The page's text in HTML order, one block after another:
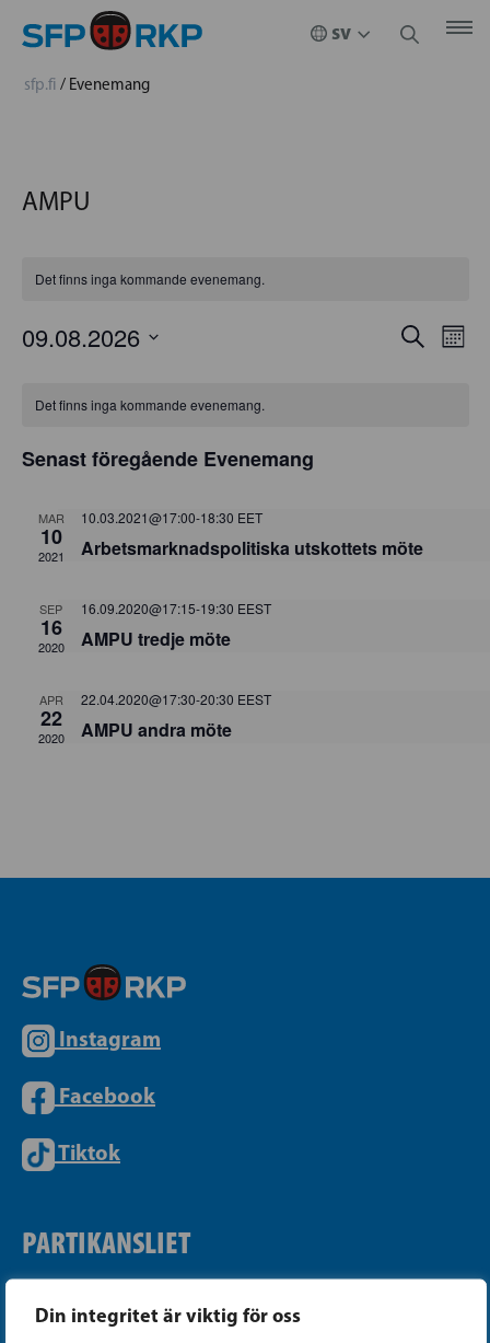
Din integritet är viktig för oss
sfp.fi / Evenemang
AMPU
Det finns inga kommande evenemang.
Sök
09.08.2026
datum.
KALENDER
EVENEMANG
Det finns inga kommande evenemang.
Senast föregående Evenemang
MAR
10
2021
10.03.2021@17:00-18:30 EET
Arbetsmarknadspolitiska utskottets möte
SEP
16
2020
16.09.2020@17:15-19:30 EEST
AMPU tredje möte
APR
22
2020
22.04.2020@17:30-20:30 EEST
AMPU andra möte
Instagram
Facebook
Tiktok
PARTIKANSLIET
Telefon (09) 693 070